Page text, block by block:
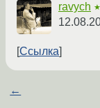
ravych ★
Ссылка
←